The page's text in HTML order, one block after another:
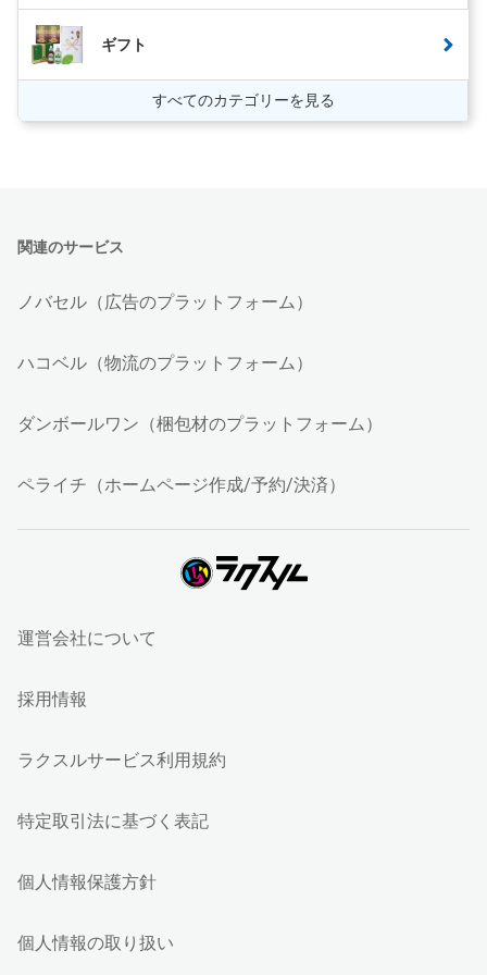
ギフト
すべてのカテゴリーを見る
関連のサービス
ノバセル（広告のプラットフォーム）
ハコベル（物流のプラットフォーム）
ダンボールワン（梱包材のプラットフォーム）
ペライチ（ホームページ作成/予約/決済）
運営会社について
採用情報
ラクスルサービス利用規約
特定取引法に基づく表記
個人情報保護方針
個人情報の取り扱い